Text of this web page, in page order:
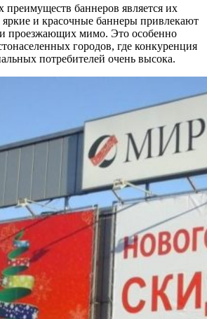
баннеров является их
и красочные баннеры привлекают
проезжающих мимо. Это особенно
городов, где конкуренция
потребителей очень высока.